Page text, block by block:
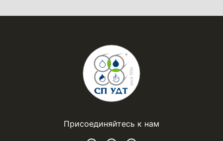
Присоединяйтесь к нам